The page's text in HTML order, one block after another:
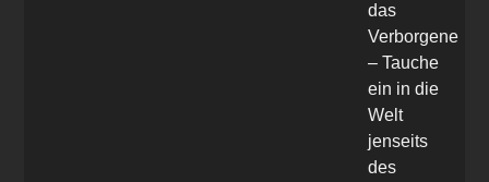
das
Verborgene
– Tauche
ein in die
Welt
jenseits
des